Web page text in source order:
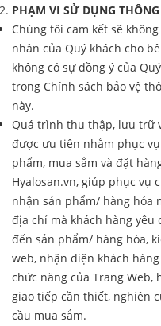
PHẠM VI SỬ DỤNG
Chúng tôi cam kết sẽ
nhân của Quý khách cho
không có sự đồng ý của
trong Chính sách bảo vệ
này.
Quá trình thu thập, lưu trữ
được ưu tiên nhằm phục
phẩm, mua sắm và đặt
Hyalosan.vn, giúp phục vụ
nhận sản phẩm/ hàng hóa
địa chỉ mà khách hàng
đến sản phẩm/ hàng hóa,
web, nhận diện khách
chức năng của Trang
giao tiếp cần thiết, nghiên
cầu mua sắm.